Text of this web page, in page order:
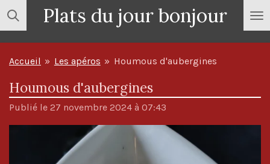
Passer
au
contenu
principal
Plats du jour bonjour
Accueil » Les apéros » Houmous d'aubergines
Houmous d'aubergines
Publié le 27 novembre 2024 à 07:43